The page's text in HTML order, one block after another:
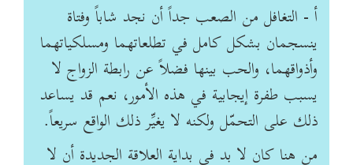
أ - التغافل من الصعب جداً أن نجد شاباً وفتاة
ينسجمان بشكل كامل في تطلعاتهما ومسلكياتهما
وأذواقهما، والحب بينها فضلاً عن رابطة الزواج لا
يسبب طفرة إيجابية في هذه الأمور، نعم قد يساعد
ذلك على التحمّل ولكنه لا يغيِّر ذلك الواقع سريعاً.
من هنا كان لا بد في بداية العلاقة الجديدة أن لا